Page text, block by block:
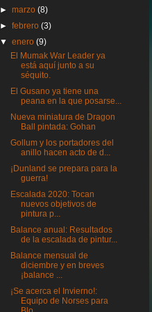
►marzo(8)
►febrero(3)
▼enero(9)
El Mumak War Leader ya
está aquí junto a su
séquito.
El Gusano ya tiene una
peana en la que posarse...
Nueva miniatura de Dragon
Ball pintada: Gohan
Gollum y los portadores del
anillo hacen acto de d...
¡Dunland se prepara para la
guerra!
Escalada 2020: Tocan
nuevos objetivos de
pintura p...
Balance anual: Resultados
de la escalada de pintur...
Balance mensual de
diciembre y en breves
¡balance ...
¡Se acerca el Invierno!:
Equipo de Norses para